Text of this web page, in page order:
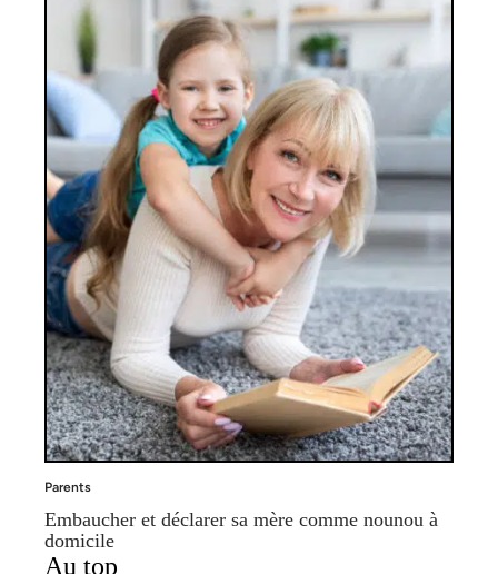
Parents
Embaucher et déclarer sa mère comme nounou à
domicile
Au top